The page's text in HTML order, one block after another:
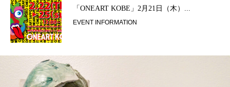
「ONEART KOBE」2月21日（木）...
EVENT INFORMATION